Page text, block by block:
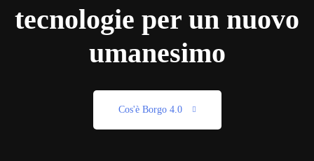
tecnologie per un nuovo
umanesimo
Cos'è Borgo 4.0